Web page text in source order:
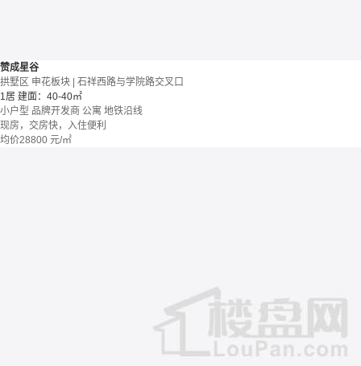
赞成星谷
拱墅区 申花板块 | 石祥西路与学院路交叉口
1居 建面：40-40㎡
小户型 品牌开发商 公寓 地铁沿线
现房，交房快，入住便利
均价28800 元/㎡